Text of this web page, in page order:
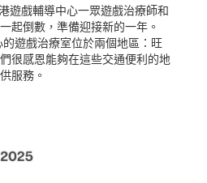
遊戲輔導中心一眾遊戲治療師和
起倒數，準備迎接新的一年。
遊戲治療室位於兩個地區：旺
很感恩能夠在這些交通便利的地
服務。